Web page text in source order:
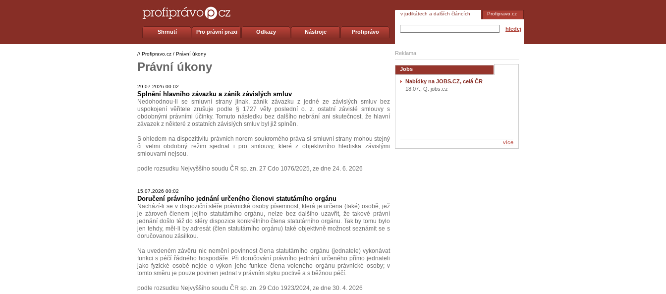
Shrnutí Pro právní praxi Odkazy Nástroje Profiprávo
v judikátech a dalších článcích Profipravo.cz
hledej
// Profipravo.cz / Právní úkony
Právní úkony
29.07.2026 00:02
Splnění hlavního závazku a zánik závislých smluv
Nedohodnou-li se smluvní strany jinak, zánik závazku z jedné ze závislých smluv bez
uspokojení věřitele zrušuje podle § 1727 věty poslední o. z. ostatní závislé smlouvy s
obdobnými právními účinky. Tomuto následku bez dalšího nebrání ani skutečnost, že hlavní
závazek z některé z ostatních závislých smluv byl již splněn.
S ohledem na dispozitivitu právních norem soukromého práva si smluvní strany mohou stejný
či velmi obdobný režim sjednat i pro smlouvy, které z objektivního hlediska závislými
smlouvami nejsou.
podle rozsudku Nejvyššího soudu ČR sp. zn. 27 Cdo 1076/2025, ze dne 24. 6. 2026
15.07.2026 00:02
Doručení právního jednání určeného členovi statutárního orgánu
Nachází-li se v dispoziční sféře právnické osoby písemnost, která je určena (také) osobě, jež
je zároveň členem jejího statutárního orgánu, nelze bez dalšího uzavřít, že takové právní
jednání došlo též do sféry dispozice konkrétního člena statutárního orgánu. Tak by tomu bylo
jen tehdy, měl-li by adresát (člen statutárního orgánu) také objektivně možnost seznámit se s
doručovanou zásilkou.
Na uvedeném závěru nic nemění povinnost člena statutárního orgánu (jednatele) vykonávat
funkci s péčí řádného hospodáře. Při doručování právního jednání určeného přímo jednateli
jako fyzické osobě nejde o výkon jeho funkce člena voleného orgánu právnické osoby; v
tomto směru je pouze povinen jednat v právním styku poctivě a s běžnou péčí.
podle rozsudku Nejvyššího soudu ČR sp. zn. 29 Cdo 1923/2024, ze dne 30. 4. 2026
Reklama
Jobs
Nabídky na JOBS.CZ, celá ČR
18.07., Q: jobs.cz
více